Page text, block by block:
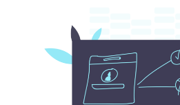
Community
nostre
iniziative